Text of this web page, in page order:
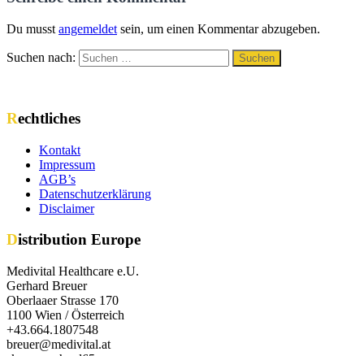
Du musst angemeldet sein, um einen Kommentar abzugeben.
Suchen nach: Suchen
Rechtliches
Kontakt
Impressum
AGB’s
Datenschutzerklärung
Disclaimer
Distribution Europe
Medivital Healthcare e.U.
Gerhard Breuer
Oberlaaer Strasse 170
1100 Wien / Österreich
+43.664.1807548
breuer@medivital.at